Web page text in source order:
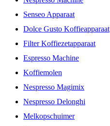
Senseo Apparaat
Dolce Gusto Koffieapparaat
Filter Koffiezetapparaat
Espresso Machine
Koffiemolen
Nespresso Magimix
Nespresso Delonghi
Melkopschuimer